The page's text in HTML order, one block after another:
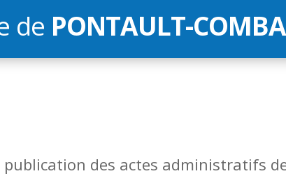
de PONTAULT-
publication des actes administratifs